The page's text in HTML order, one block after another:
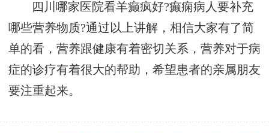
四川哪家医院看羊癫疯好?癫痫病人要补充
哪些营养物质?通过以上讲解，相信大家有了简
单的看，营养跟健康有着密切关系，营养对于病
症的诊疗有着很大的帮助，希望患者的亲属朋友
要注重起来。